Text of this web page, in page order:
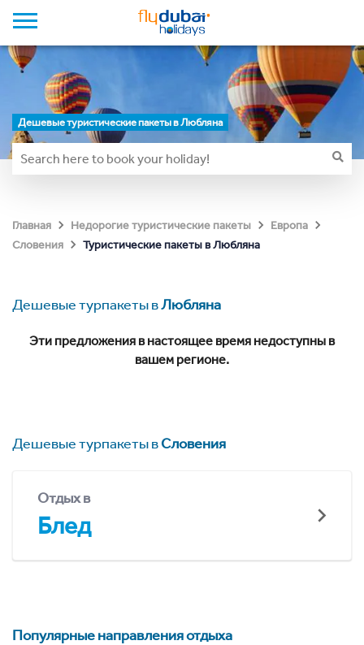
Дешевые туристические пакеты в Любляна
Главная Недорогие туристические пакеты
Европа
Словения
Туристические пакеты в Любляна
Дешевые турпакеты вЛюбляна
Эти предложения в настоящее время недоступны в
вашем регионе.
Дешевые турпакеты вСловения
Отдых в
Блед
Популярные направления отдыха